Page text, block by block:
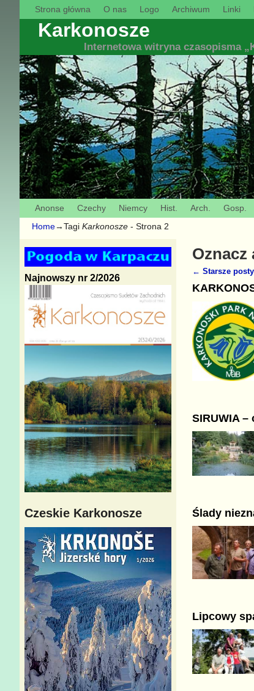
Strona główna O nas Logo Archiwum Linki
Karkonosze
Internetowa witryna czasopisma
Anonse Czechy Niemcy Hist. Arch. Gosp.
Home→Tagi Karkonosze - Strona 2
Oznacz
Nawigacja
← Starsze posty
SIRUWIA
Ślady
Lipcowy
Najnowszy nr 2/2026
Czeskie Karkonosze